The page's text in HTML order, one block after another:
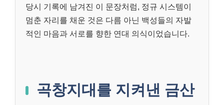
당시 기록에 남겨진 이 문장처럼, 정규 시스템이
멈춘 자리를 채운 것은 다름 아닌 백성들의 자발
적인 마음과 서로를 향한 연대 의식이었습니다.
곡창지대를 지켜낸 금산